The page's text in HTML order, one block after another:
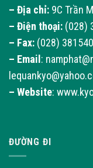
– Địa chỉ: 9C Trần
– Điện thoại: (028)
– Fax: (028)
– Email:
– Website:
ĐƯỜNG ĐI